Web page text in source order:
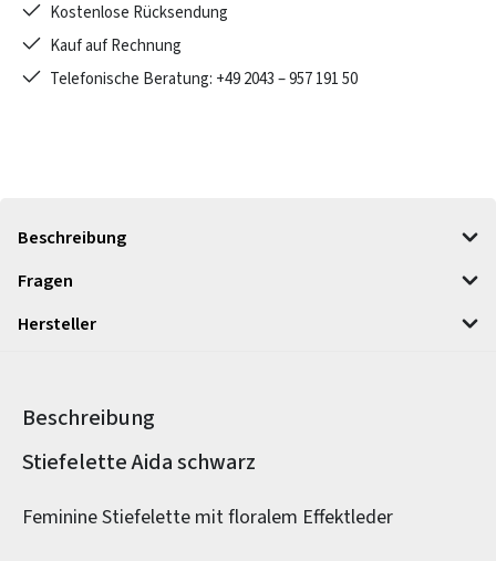
Kostenlose Rücksendung
Kauf auf Rechnung
Telefonische Beratung: +49 2043 – 957 191 50
Beschreibung
Fragen
Hersteller
Beschreibung
Produktinformationen
Stiefelette Aida schwarz
Feminine Stiefelette mit floralem Effektleder